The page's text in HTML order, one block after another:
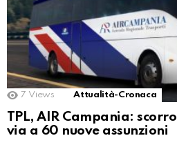
7 Views Attualità-Cronaca
TPL, AIR Campania:
via a 60 nuove assunzioni